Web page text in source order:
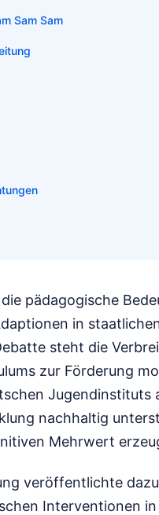
Sam Sam
pädagogische
in
steht die
zur Förderung
Jugendinstituts
nachhaltig
Mehrwert
veröffentlichte
Interventionen